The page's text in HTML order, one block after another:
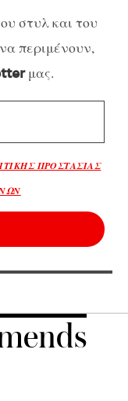
στυλ και του
περιμένουν,
μας.
ΠΡΟΣΤΑΣΙΑΣ